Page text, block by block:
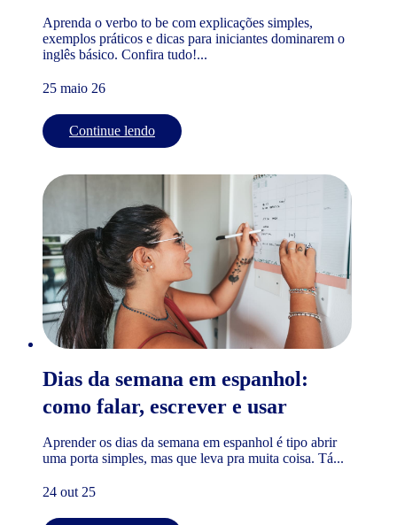
Aprenda o verbo to be com explicações simples,
exemplos práticos e dicas para iniciantes dominarem o
inglês básico. Confira tudo!...
25 maio 26
Continue lendo
Dias da semana em espanhol:
como falar, escrever e usar
Aprender os dias da semana em espanhol é tipo abrir
uma porta simples, mas que leva pra muita coisa. Tá...
24 out 25